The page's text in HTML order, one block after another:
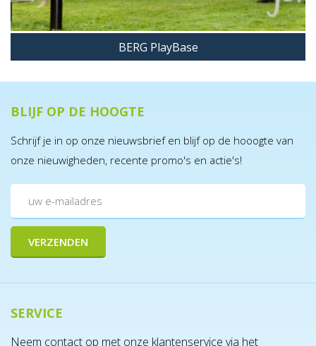
BERG PlayBase
€ 39,00
BERG PlayBase
BLIJF OP DE HOOGTE
Schrijf je in op onze nieuwsbrief en blijf op de hooogte van
onze nieuwigheden, recente promo's en actie's!
SERVICE
Neem contact op met onze klantenservice via het